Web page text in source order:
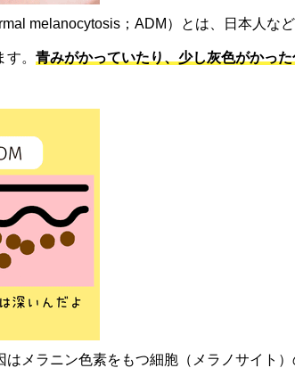
melanocytosis；ADM）とは、日本人な
。 青みがかっていたり、少し灰色がかっ
はメラニン色素をもつ細胞（メラノサイト